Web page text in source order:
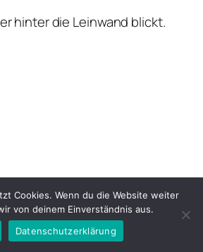
hinter die Leinwand blickt.
Cookies. Wenn du die Website weiter
von deinem Einverständnis aus.
Datenschutzerklärung